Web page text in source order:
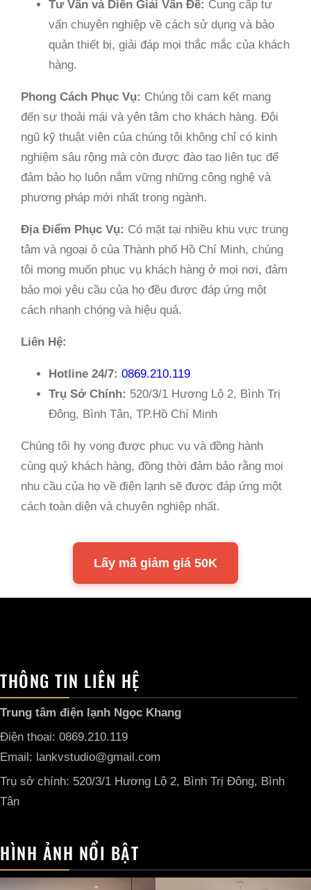
Tư Vấn và Diễn Giải Vấn Đề: Cung cấp tư
vấn chuyên nghiệp về cách sử dụng và bảo
quản thiết bị, giải đáp mọi thắc mắc của khách
hàng.
Phong Cách Phục Vụ: Chúng tôi cam kết mang
đến sự thoải mái và yên tâm cho khách hàng. Đội
ngũ kỹ thuật viên của chúng tôi không chỉ có kinh
nghiệm sâu rộng mà còn được đào tạo liên tục để
đảm bảo họ luôn nắm vững những công nghệ và
phương pháp mới nhất trong ngành.
Địa Điểm Phục Vụ: Có mặt tại nhiều khu vực trung
tâm và ngoại ô của Thành phố Hồ Chí Minh, chúng
tôi mong muốn phục vụ khách hàng ở mọi nơi, đảm
bảo mọi yêu cầu của họ đều được đáp ứng một
cách nhanh chóng và hiệu quả.
Liên Hệ:
Hotline 24/7: 0869.210.119
Trụ Sở Chính: 520/3/1 Hương Lộ 2, Bình Trị
Đông, Bình Tân, TP.Hồ Chí Minh
Chúng tôi hy vọng được phục vụ và đồng hành
cùng quý khách hàng, đồng thời đảm bảo rằng mọi
nhu cầu của họ về điện lạnh sẽ được đáp ứng một
cách toàn diện và chuyên nghiệp nhất.
Lấy mã giảm giá 50K
THÔNG TIN LIÊN HỆ
Trung tâm điện lạnh Ngọc Khang
Điện thoại: 0869.210.119
Email: lankvstudio@gmail.com
Trụ sở chính: 520/3/1 Hương Lộ 2, Bình Trị Đông, Bình
Tân
HÌNH ẢNH NỔI BẬT